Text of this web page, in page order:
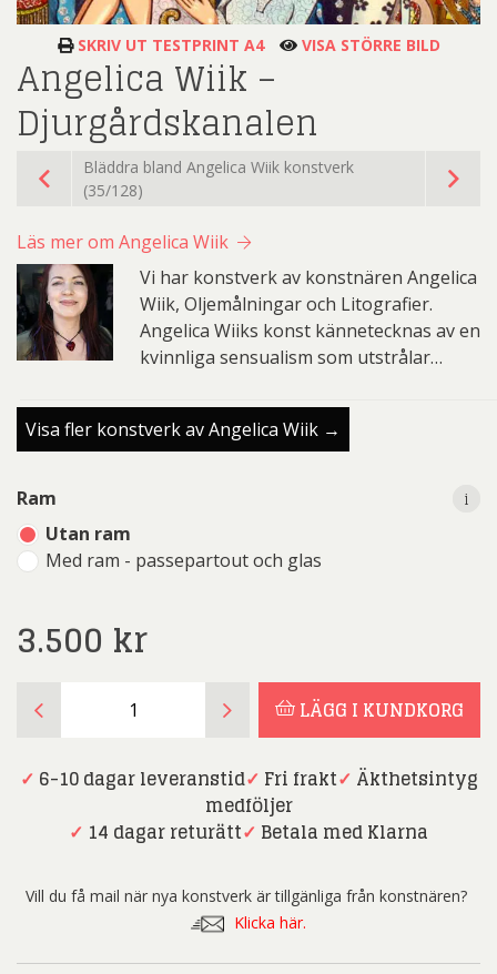
SKRIV UT TESTPRINT A4 VISA STÖRRE BILD
Angelica Wiik –
Djurgårdskanalen
Bläddra bland Angelica Wiik konstverk
(35/128)
Läs mer om Angelica Wiik
Vi har konstverk av konstnären Angelica
Wiik, Oljemålningar och Litografier.
Angelica Wiiks konst kännetecknas av en
kvinnliga sensualism som utstrålar…
Visa fler konstverk av Angelica Wiik →
Ram
Utan ram
Med ram - passepartout och glas
i
3.500 kr
i
Wiik
Djurgårdskanalen
LÄGG I KUNDKORG
✓ 6-10 dagar leveranstid✓ Fri frakt✓ Äkthetsintyg
medföljer
✓ 14 dagar returätt✓ Betala med Klarna
Vill du få mail när nya konstverk är tillgänliga från konstnären?
Klicka här.